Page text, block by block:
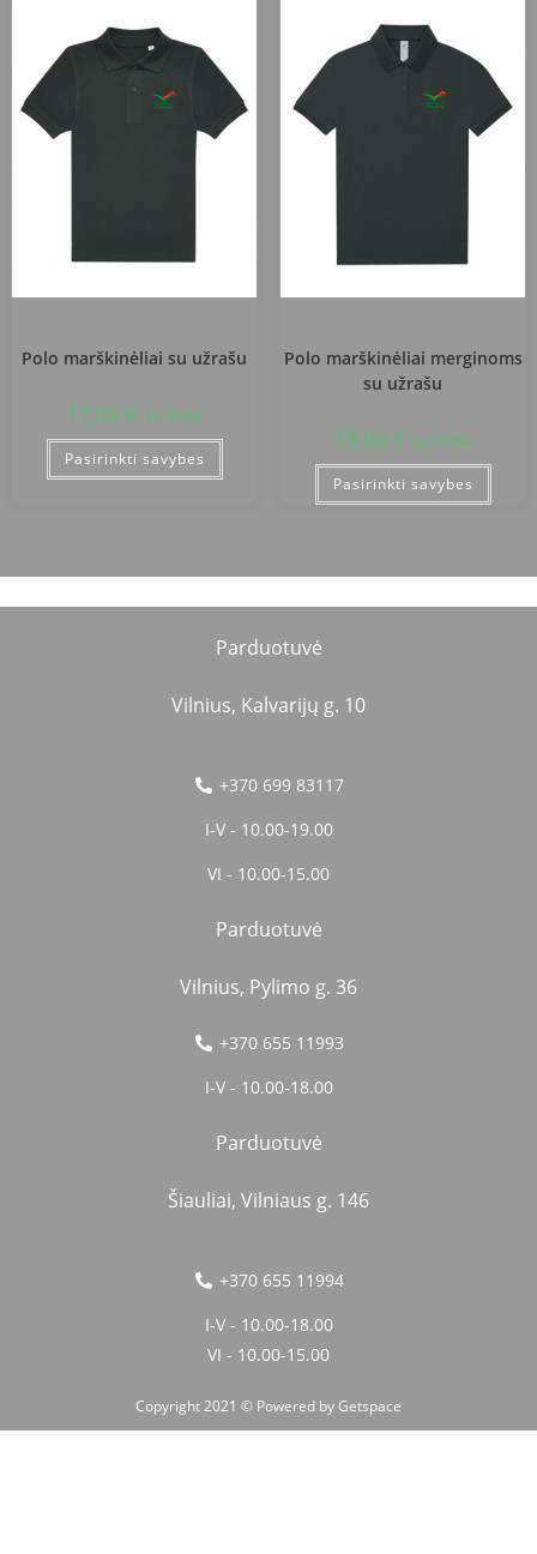
Polo marškinėliai su užrašu
17,00 € su PVM
Pasirinkti savybes
Polo marškinėliai merginoms
su užrašu
18,00 € su PVM
Pasirinkti savybes
Parduotuvė
Vilnius, Kalvarijų g. 10
+370 699 83117
I-V - 10.00-19.00
VI - 10.00-15.00
Parduotuvė
Vilnius, Pylimo g. 36
+370 655 11993
I-V - 10.00-18.00
Parduotuvė
Šiauliai, Vilniaus g. 146
+370 655 11994
I-V - 10.00-18.00
VI - 10.00-15.00
Copyright 2021 © Powered byGetspace